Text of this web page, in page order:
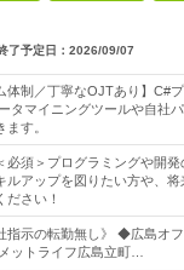
了予定日： 2026/09/07
体制／丁寧なOJTあり】C#
タマイニングツールや自社
す。
必須＞プログラミングや開
アップを図りたい方や、将
ださい！
指示の転勤無し》 ◆広島オ
ットライフ広島立町…